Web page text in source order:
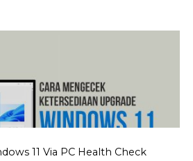
11 Via PC Health Check